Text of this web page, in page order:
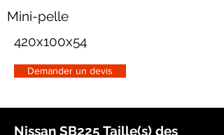
Mini-pelle
420x100x54
Demander un devis
Nissan SB225 Taille(s) des